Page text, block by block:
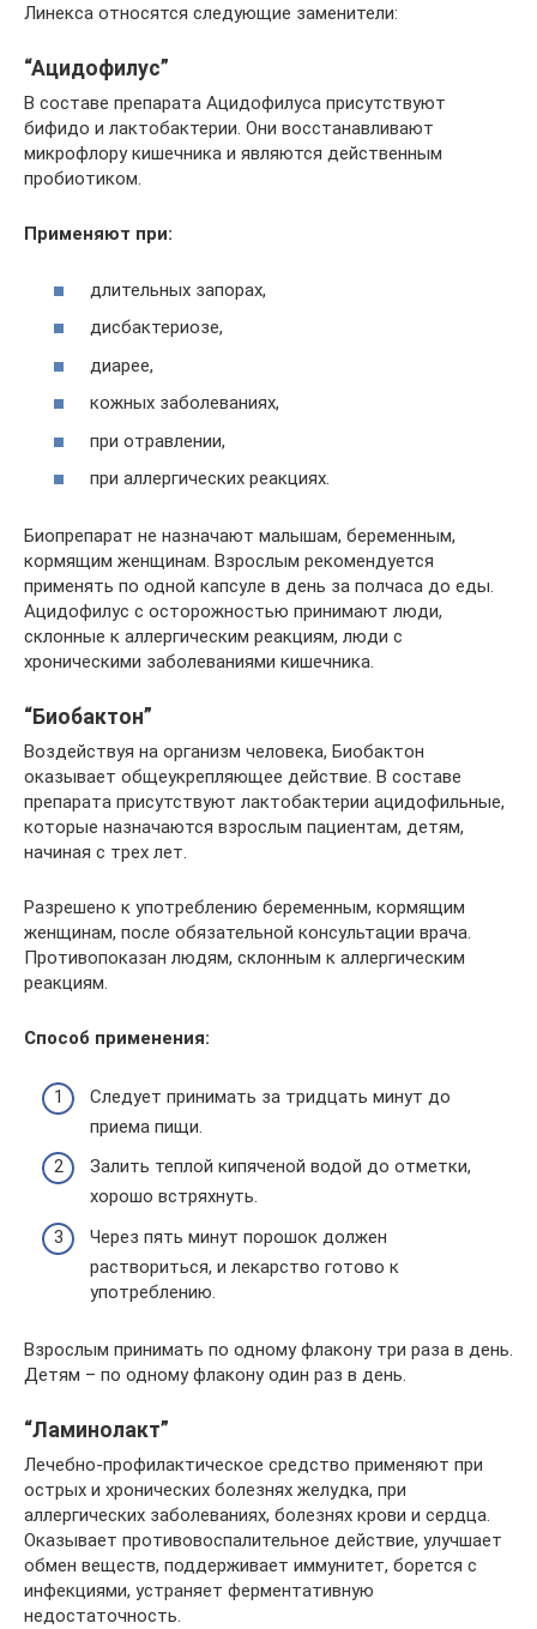
Линекса относятся следующие заменители:
“Ацидофилус”
В составе препарата Ацидофилуса присутствуют
бифидо и лактобактерии. Они восстанавливают
микрофлору кишечника и являются действенным
пробиотиком.
Применяют при:
длительных запорах,
дисбактериозе,
диарее,
кожных заболеваниях,
при отравлении,
при аллергических реакциях.
Биопрепарат не назначают малышам, беременным,
кормящим женщинам. Взрослым рекомендуется
применять по одной капсуле в день за полчаса до еды.
Ацидофилус с осторожностью принимают люди,
склонные к аллергическим реакциям, люди с
хроническими заболеваниями кишечника.
“Биобактон”
Воздействуя на организм человека, Биобактон
оказывает общеукрепляющее действие. В составе
препарата присутствуют лактобактерии ацидофильные,
которые назначаются взрослым пациентам, детям,
начиная с трех лет.
Разрешено к употреблению беременным, кормящим
женщинам, после обязательной консультации врача.
Противопоказан людям, склонным к аллергическим
реакциям.
Способ применения:
Следует принимать за тридцать минут до
приема пищи.
Залить теплой кипяченой водой до отметки,
хорошо встряхнуть.
Через пять минут порошок должен
раствориться, и лекарство готово к
употреблению.
Взрослым принимать по одному флакону три раза в день.
Детям – по одному флакону один раз в день.
“Ламинолакт”
Лечебно-профилактическое средство применяют при
острых и хронических болезнях желудка, при
аллергических заболеваниях, болезнях крови и сердца.
Оказывает противовоспалительное действие, улучшает
обмен веществ, поддерживает иммунитет, борется с
инфекциями, устраняет ферментативную
недостаточность.